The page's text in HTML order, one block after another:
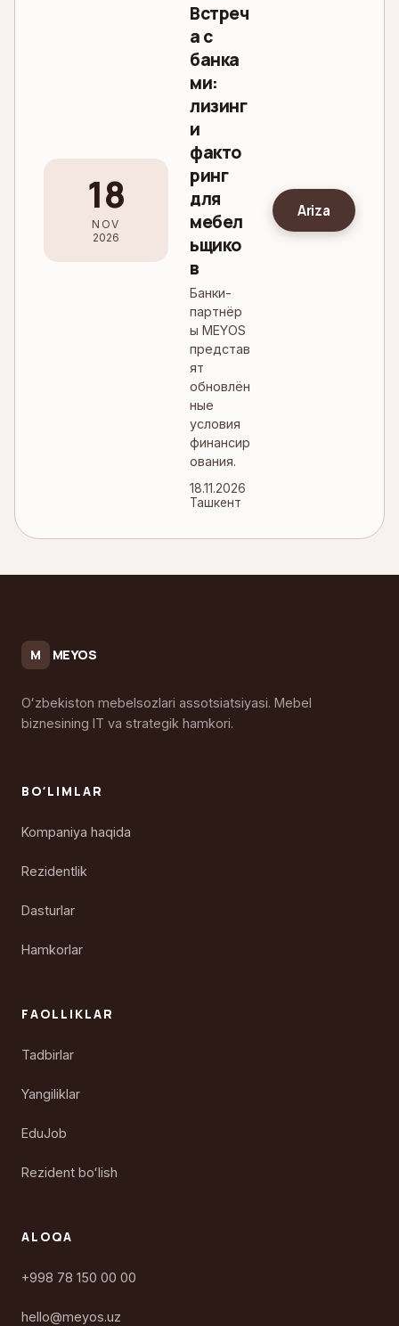
18
NOV
2026
Встреч
а с
банка
ми:
лизинг
и
факто
ринг
для
мебел
ьщико
в
Банки-
партнёр
ы MEYOS
представ
ят
обновлён
ные
условия
финансир
ования.
18.11.2026
Ташкент
Ariza
M MEYOS
Oʻzbekiston mebelsozlari assotsiatsiyasi. Mebel
biznesining IT va strategik hamkori.
BOʻLIMLAR
Kompaniya haqida
Rezidentlik
Dasturlar
Hamkorlar
FAOLLIKLAR
Tadbirlar
Yangiliklar
EduJob
Rezident boʻlish
ALOQA
+998 78 150 00 00
hello@meyos.uz